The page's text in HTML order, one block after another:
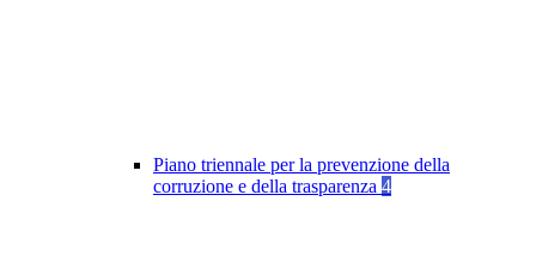
Piano triennale per la prevenzione della
corruzione e della trasparenza 4